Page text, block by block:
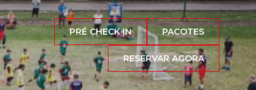
PRÉ CHECK IN PACOTES
RESERVAR AGORA